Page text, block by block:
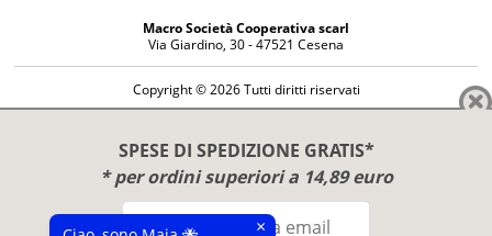
SPESE DI SPEDIZIONE GRATIS*
* per ordini superiori a 14,89 euro
Macro Società Cooperativa scarl
Via Giardino, 30 - 47521 Cesena
Copyright © 2026 Tutti diritti riservati
Diritto di reso
Disclaimer
Privacy Policy
×